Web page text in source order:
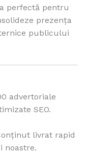
perfectă pentru
prezența
publicului
advertoriale
SEO.
livrat rapid
noastre.